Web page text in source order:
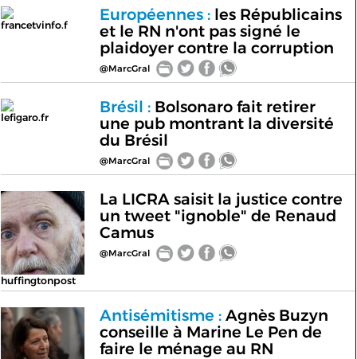
francetvinfo.f
Européennes :les Républicains
et le RN n'ont pas signé le
plaidoyer contre la corruption
@MarcGral
lefigaro.fr
Brésil :Bolsonaro fait retirer
une pub montrant la diversité
du Brésil
@MarcGral
huffingtonpost
La LICRA saisit la justice contre
un tweet "ignoble" de Renaud
Camus
@MarcGral
Antisémitisme :Agnès Buzyn
conseille à Marine Le Pen de
faire le ménage au RN